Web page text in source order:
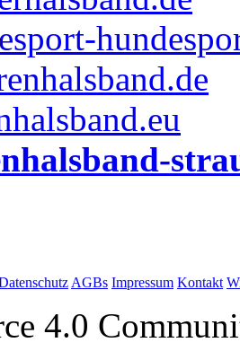
AGBs Impressum Kontakt
4.0